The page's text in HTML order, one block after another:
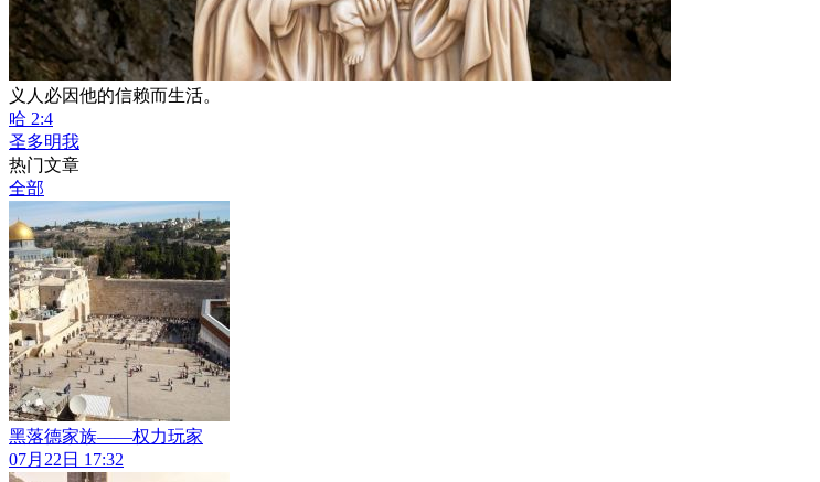
义人必因他的信赖而生活。
哈 2:4
圣多明我
热门文章
全部
黑落德家族——权力玩家
07月22日 17:32